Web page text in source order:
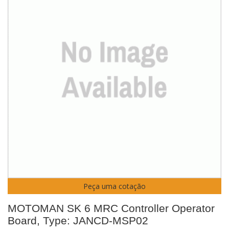
Peça uma cotação
MOTOMAN SK 6 MRC Controller Operator
Board, Type: JANCD-MSP02